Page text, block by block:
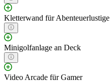
Kletterwand für Abenteuerlustige
Minigolfanlage an Deck
Video Arcade für Gamer